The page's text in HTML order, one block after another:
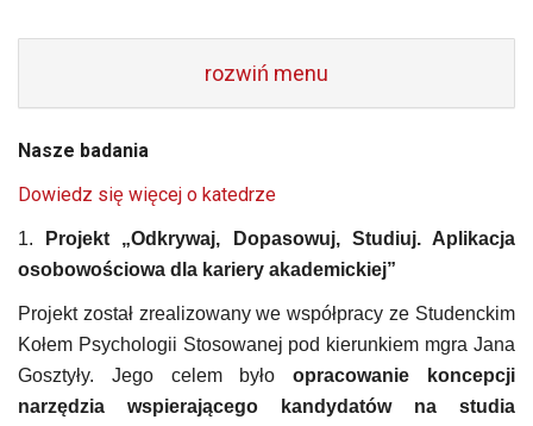
rozwiń menu
Nasze badania
Dowiedz się więcej o katedrze
1.
Projekt „Odkrywaj, Dopasowuj, Studiuj. Aplikacja
osobowościowa dla kariery akademickiej”
Projekt został zrealizowany we współpracy ze Studenckim
Kołem Psychologii Stosowanej pod kierunkiem mgra Jana
Gosztyły. Jego celem byłoopracowanie koncepcji
narzędzia wspierającego kandydatów na studia